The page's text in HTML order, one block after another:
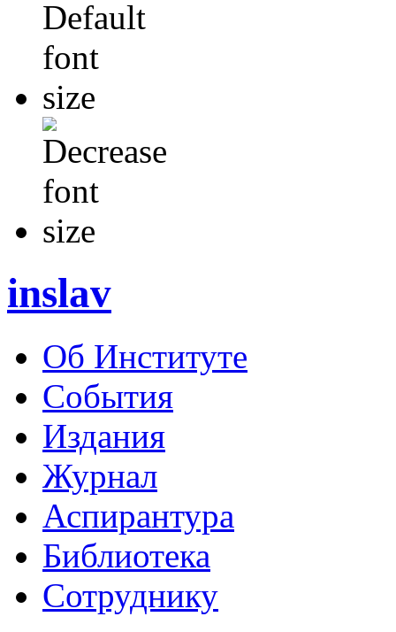
inslav
Об Институте
События
Издания
Журнал
Аспирантура
Библиотека
Сотруднику